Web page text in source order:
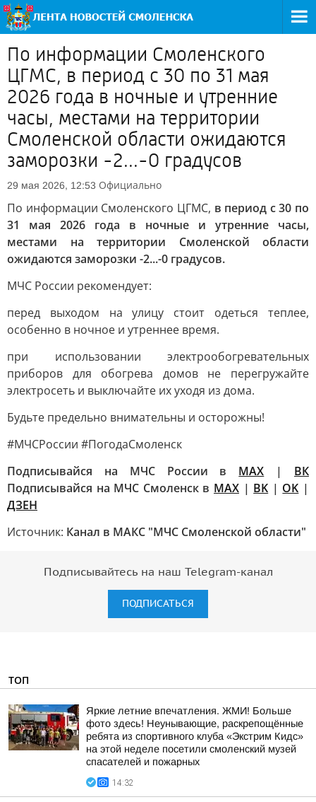
По информации Смоленского
ЦГМС, в период с 30 по 31 мая
2026 года в ночные и утренние
часы, местами на территории
Смоленской области ожидаются
заморозки -2...-0 градусов
29 мая 2026, 12:53 Официально
По информации Смоленского ЦГМС, в период с 30 по
31 мая 2026 года в ночные и утренние часы,
местами на территории Смоленской области
ожидаются заморозки -2...-0 градусов.
МЧС России рекомендует:
перед выходом на улицу стоит одеться теплее,
особенно в ночное и утреннее время.
при использовании электрообогревательных
приборов для обогрева домов не перегружайте
электросеть и выключайте их уходя из дома.
Будьте предельно внимательны и осторожны!
#МЧСРоссии #ПогодаСмоленск
Подписывайся на МЧС России в MAX | ВК
Подписывайся на МЧС Смоленск в MAX | BK | OK |
ДЗЕН
Источник: Канал в МАКС "МЧС Смоленской области"
Подписывайтесь на наш Telegram-канал
ПОДПИСАТЬСЯ
ТОП
Яркие летние впечатления. ЖМИ! Больше
фото здесь! Неунывающие, раскрепощённые
ребята из спортивного клуба «Экстрим Кидс»
на этой неделе посетили смоленский музей
спасателей и пожарных
14:32